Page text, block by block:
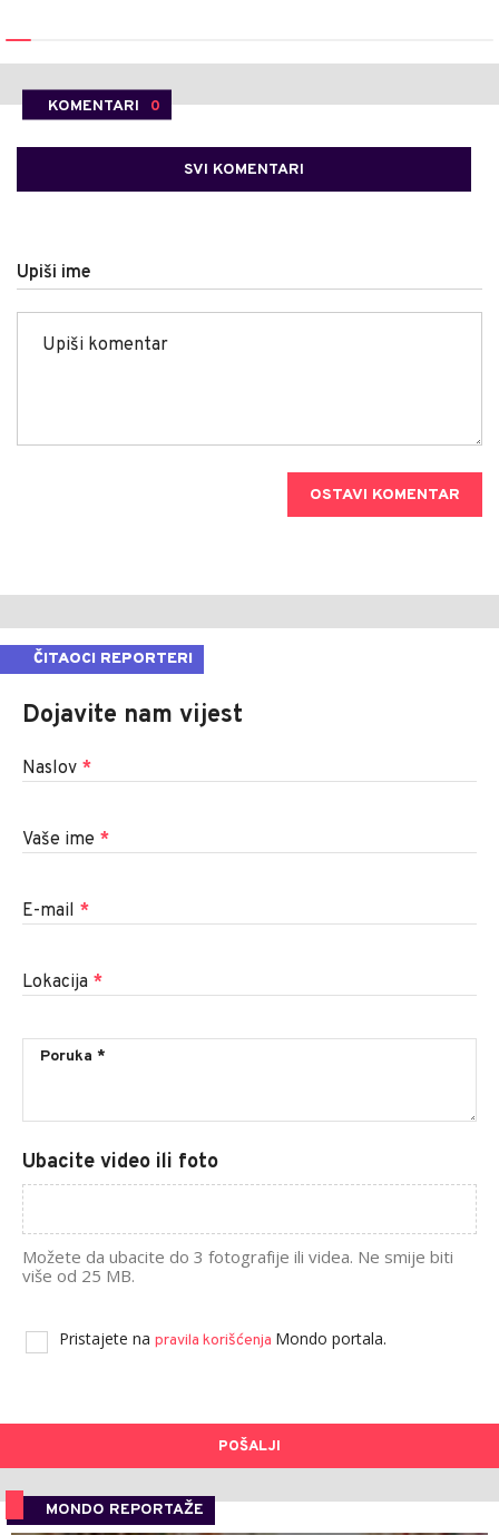
KOMENTARI 0
SVI KOMENTARI
Upiši ime
OSTAVI KOMENTAR
ČITAOCI REPORTERI
Dojavite nam vijest
Naslov *
Vaše ime *
E-mail *
Lokacija *
Ubacite video ili foto
Možete da ubacite do 3 fotografije ili videa. Ne smije biti
više od 25 MB.
Pristajete na pravila korišćenja Mondo portala.
POŠALJI
MONDO REPORTAŽE